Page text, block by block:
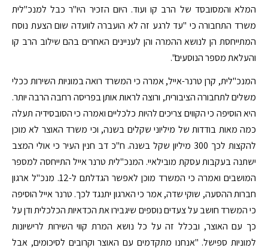
המלא והמסובסד של הרב קו ועוד. היום הזכיר היו"ר כבל למנכ"לית
משרד התחבורה כי "עד לרגע זה לא הועברה לוועדה שום הצעת נוסח
המתייחסת הן לנושא ההמרה והן לעניינים האחרים בהם שילוב הרב קו
והעלאת מספר הנוסעים".
המנכ"לית, קרן טרנר-אייל, אמרה כי המשרד רואה במוניות השירות ככלי
משלים לתחבורה הציבורית, ורוצה לראות אותן בפריסה רחבה הרבה יותר.
היא הוסיפה כי הקווים צריכים להיות כלכליים ואמרה כי הסובסידיה תעלה
כמה מאות בודדות של מיליוני שקלים בשנה, וכי משרד האוצר לא מוכן
להקצות לכך 300 מיליון שקל בשנה. ח"כ דב חנין העיר כי אולי המצב
ישתנה בעקבות עסקת מובילאיי. המנכ"לית טרנר אייל התייחסה למספר
המושבים ואמרה כי המשרד מוכן לאפשר הגדלתם ל-12. מנכ"ל ארגון
חברות ההסעה, שוקי שדה, אמר כי הארגון יתנגד לכך. טרנר אייל הוסיפה
כי המשרד חושב על צעדים נוספים שיגבירו את הכדאיות הכלכלית ודן על
כך עם האוצר, ובכלל זה על כל נושא המרת קווי השירות לרישיונות
למוניות ספישל. "אנחנו מתקדמים עם האוצר וקרובים לסיכומים, אבל